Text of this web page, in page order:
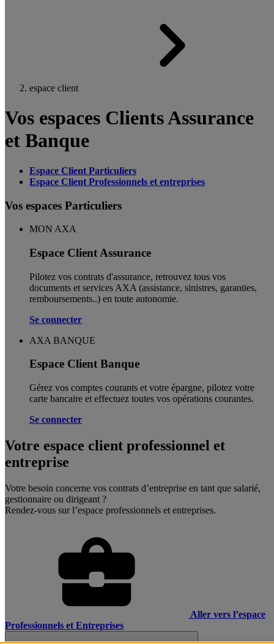
espace client
Vos espaces Clients Assurance
et Banque
Espace Client Particuliers
Espace Client Professionnels et entreprises
Vos espaces Particuliers
MON AXA
Espace Client Assurance
Pilotez vos contrats d'assurance, retrouvez tous vos
documents et services AXA (assistance, sinistres, garanties,
remboursements..) en toute autonomie. ​
Se connecter
AXA BANQUE
Espace Client Banque
Gérez vos comptes courants et votre épargne, pilotez votre
carte bancaire et effectuez toutes vos opérations courantes.
Se connecter
Votre espace client professionnel et
entreprise
Votre besoin concerne vos contrats d’entreprise en tant que salarié,
gestionnaire ou dirigeant ?
Rendez-vous sur l’espace professionnels et entreprises.
Aller vers l’espace
Professionnels et Entreprises